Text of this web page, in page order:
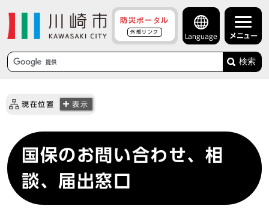
防災ポータル
外部リンク
Language メニュー
検索
現在位置 表示
国保のお問い合わせ、相
談、届出窓口